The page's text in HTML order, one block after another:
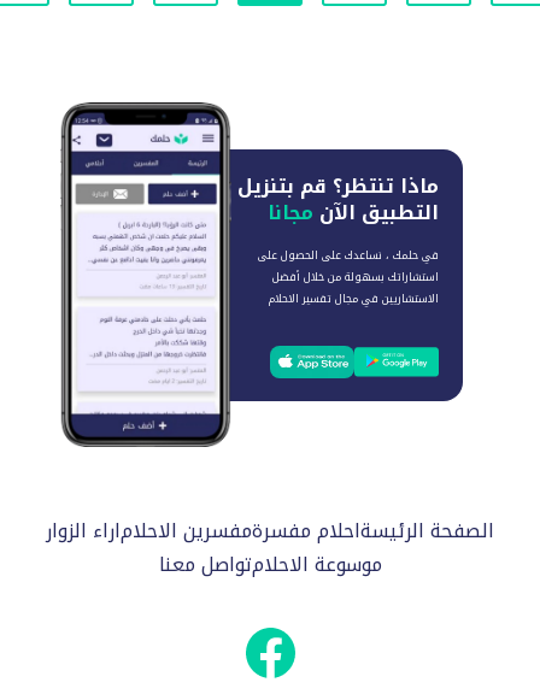
ماذا تنتظر؟ قم بتنزيل
التطبيق الآن مجانا
في حلمك ، نساعدك على الحصول على
استشاراتك بسهولة من خلال أفضل
الاستشاريين في مجال تفسير الاحلام
الصفحة الرئيسةاحلام مفسرةمفسرين الاحلاماراء الزوار
موسوعة الاحلامتواصل معنا